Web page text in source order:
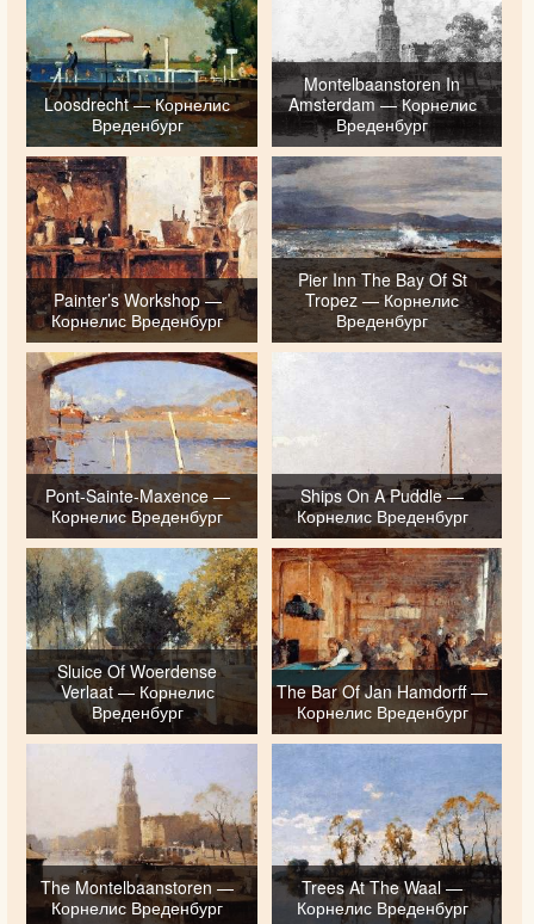
Loosdrecht — Корнелис
Вреденбург
Montelbaanstoren In
Amsterdam — Корнелис
Вреденбург
Painter’s Workshop —
Корнелис Вреденбург
Pier Inn The Bay Of St
Tropez — Корнелис
Вреденбург
Pont-Sainte-Maxence —
Корнелис Вреденбург
Ships On A Puddle —
Корнелис Вреденбург
Sluice Of Woerdense
Verlaat — Корнелис
Вреденбург
The Bar Of Jan Hamdorff —
Корнелис Вреденбург
The Montelbaanstoren —
Корнелис Вреденбург
Trees At The Waal —
Корнелис Вреденбург